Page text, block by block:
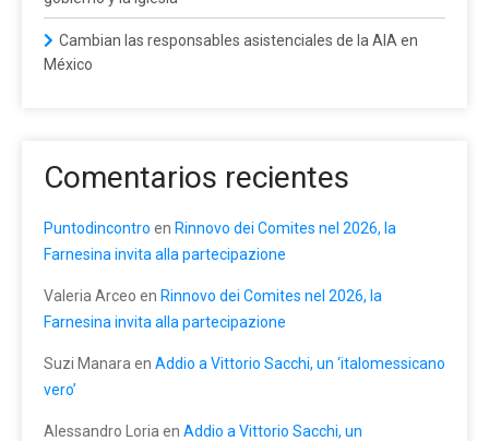
Cambian las responsables asistenciales de la AIA en
México
Comentarios recientes
Puntodincontro en Rinnovo dei Comites nel 2026, la
Farnesina invita alla partecipazione
Valeria Arceo en Rinnovo dei Comites nel 2026, la
Farnesina invita alla partecipazione
Suzi Manara en Addio a Vittorio Sacchi, un ‘italomessicano
vero’
Alessandro Loria en Addio a Vittorio Sacchi, un